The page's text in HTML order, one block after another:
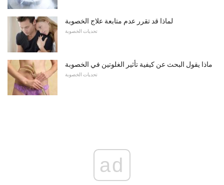
لماذا قد تقرر عدم متابعة علاج الخصوبة
تحديات الخصوبة
ماذا يقول البحث عن كيفية تأثير الغلوتين في الخصوبة
تحديات الخصوبة
ad